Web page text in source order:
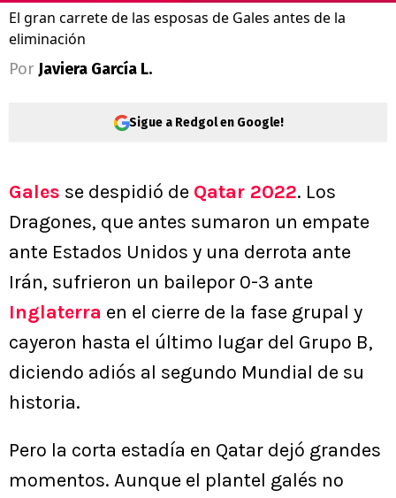
El gran carrete de las esposas de Gales antes de la
eliminación
Por Javiera García L.
Sigue a Redgol en Google!
Gales se despidió de Qatar 2022. Los
Dragones, que antes sumaron un empate
ante Estados Unidos y una derrota ante
Irán, sufrieron un bailepor 0-3 ante
Inglaterra en el cierre de la fase grupal y
cayeron hasta el último lugar del Grupo B,
diciendo adiós al segundo Mundial de su
historia.
Pero la corta estadía en Qatar dejó grandes
momentos. Aunque el plantel galés no